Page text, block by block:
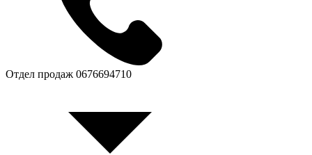
Отдел продаж 0676694710